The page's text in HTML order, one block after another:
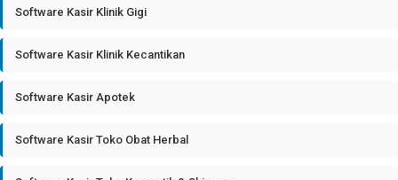
Software Kasir Klinik Gigi
Software Kasir Klinik Kecantikan
Software Kasir Apotek
Software Kasir Toko Obat Herbal